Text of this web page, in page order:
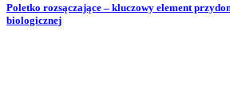
Poletko rozsączające – kluczowy element
biologicznej